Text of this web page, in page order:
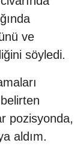
ve
söyledi.
pozisyonda,
aldım.